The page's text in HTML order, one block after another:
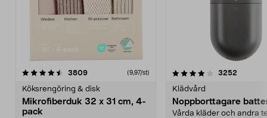
3809recensioner (9,97/st)
Köksrengöring & disk
Mikrofiberduk 32 x 31 cm, 4-
pack
4.0av 5 stjärnor 3252
Klädvård
Noppborttagare
Vårda kläder och andra
4.5av 5 stjärnor